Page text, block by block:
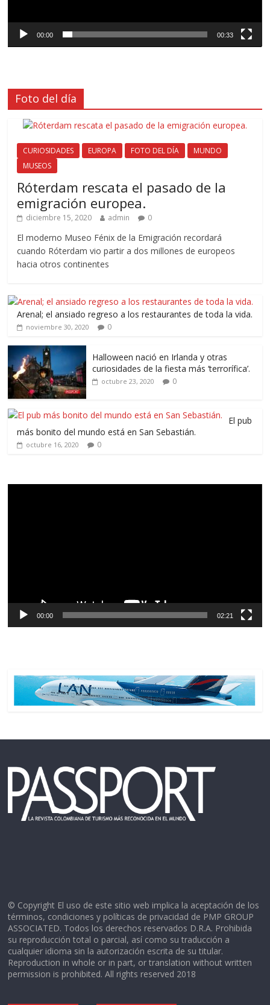
00:00 00:33
Foto del día
CURIOSIDADES EUROPA FOTO DEL DÍA
MUNDO
MUSEOS
Róterdam rescata el pasado de la
emigración europea.
diciembre 15, 2020 admin 0
El moderno Museo Fénix de la Emigración recordará
cuando Róterdam vio partir a dos millones de europeos
hacia otros continentes
Arenal; el ansiado regreso a los restaurantes de toda la vida.
noviembre 30, 2020 0
Halloween nació en Irlanda y otras
curiosidades de la fiesta más ‘terrorífica’.
octubre 23, 2020 0
El pub
más bonito del mundo está en San Sebastián.
octubre 16, 2020 0
00:00 02:21
© Copyright El uso de este sitio web implica la aceptación de los
términos, condiciones y políticas de privacidad de PMP GROUP
ASSOCIATED. Todos los derechos reservados D.R.A. Prohibida
su reproducción total o parcial, así como su traducción a
cualquier idioma sin la autorización escrita de su titular.
Reproduction in whole or in part, or translation without written
permission is prohibited. All rights reserved 2018